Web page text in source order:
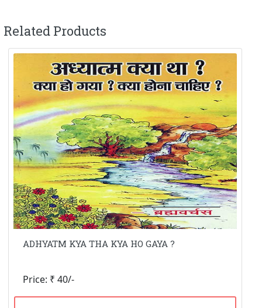
Related Products
ADHYATM KYA THA KYA HO GAYA ?
Price: ₹ 40/-